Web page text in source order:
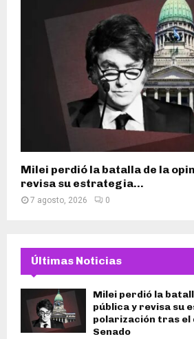
Milei perdió la batalla de la
revisa su estrategia...
7 agosto, 2026 0
Últimas Noticias
Milei perdió la
pública y revisa su
polarización tras el
Senado